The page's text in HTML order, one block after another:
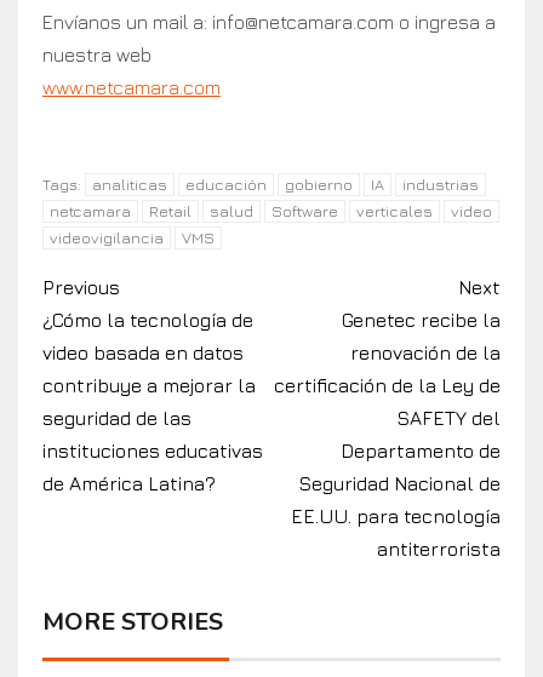
Envíanos un mail a: info@netcamara.com o ingresa a
nuestra web
www.netcamara.com
Tags: analiticas educación gobierno IA
industrias
netcamara
Retail salud Software verticales
video
videovigilancia
VMS
Previous
¿Cómo la tecnología de
video basada en datos
contribuye a mejorar la
seguridad de las
instituciones educativas
de América Latina?
Next
Genetec recibe la
renovación de la
certificación de la Ley de
SAFETY del
Departamento de
Seguridad Nacional de
EE.UU. para tecnología
antiterrorista
MORE STORIES